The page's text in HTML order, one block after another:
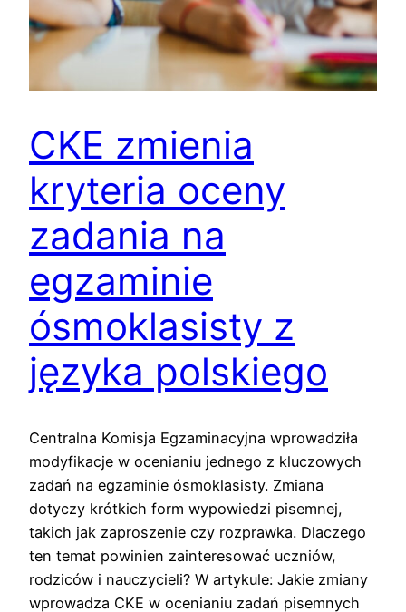
CKE zmienia
kryteria oceny
zadania na
egzaminie
ósmoklasisty z
języka polskiego
Centralna Komisja Egzaminacyjna wprowadziła
modyfikacje w ocenianiu jednego z kluczowych
zadań na egzaminie ósmoklasisty. Zmiana
dotyczy krótkich form wypowiedzi pisemnej,
takich jak zaproszenie czy rozprawka. Dlaczego
ten temat powinien zainteresować uczniów,
rodziców i nauczycieli? W artykule: Jakie zmiany
wprowadza CKE w ocenianiu zadań pisemnych